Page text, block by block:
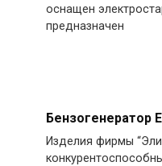
оснащен
предназначен
Бензогенератор
Изделия фирмы